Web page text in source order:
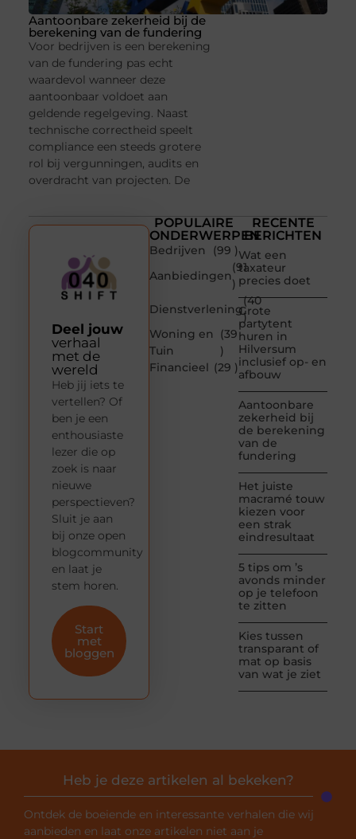
Aantoonbare zekerheid bij de
berekening van de fundering
Voor bedrijven is een berekening
van de fundering pas echt
waardevol wanneer deze
aantoonbaar voldoet aan
geldende regelgeving. Naast
technische correctheid speelt
compliance een steeds grotere
rol bij vergunningen, audits en
overdracht van projecten. De
POPULAIRE
ONDERWERPEN
Bedrijven
(99 )
Aanbiedingen
(91
)
Dienstverlening
(40
)
Woning en
Tuin
(39
)
Financieel (29 )
RECENTE
BERICHTEN
Wat een
taxateur
precies doet
Grote
partytent
huren in
Hilversum
inclusief op- en
afbouw
Aantoonbare
zekerheid bij
de berekening
van de
fundering
Het juiste
macramé touw
kiezen voor
een strak
eindresultaat
5 tips om ’s
avonds minder
op je telefoon
te zitten
Kies tussen
transparant of
mat op basis
van wat je ziet
Deel jouw
verhaal
met de
wereld
Heb jij iets te
vertellen? Of
ben je een
enthousiaste
lezer die op
zoek is naar
nieuwe
perspectieven?
Sluit je aan
bij onze open
blogcommunity
en laat je
stem horen.
Start
met
bloggen
Heb je deze artikelen al bekeken?
Ontdek de boeiende en interessante verhalen die wij
aanbieden en laat onze artikelen niet aan je